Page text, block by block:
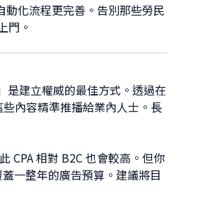
化流程更完善。告別那些勞民
門。
是建立權威的最佳方式。透過在
內容精準推播給業內人士。長
CPA 相對 B2C 也會較高。但你
一整年的廣告預算。建議將目